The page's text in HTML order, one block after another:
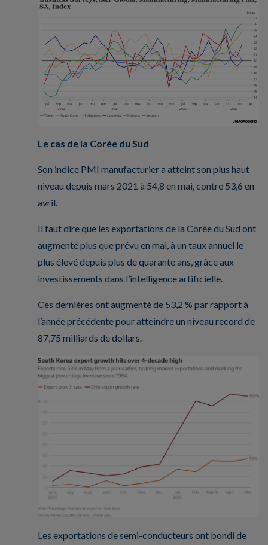
Le cas de la Corée du Sud
Son indice PMI manufacturier a atteint son plus haut
niveau depuis mars 2021 à 54,8 en mai, contre 53,6 en
avril.
Il faut dire que les exportations de la Corée du Sud ont
augmenté plus que prévu en mai, à un taux annuel le
plus élevé depuis plus de quarante ans, grâce aux
investissements dans l’intelligence artificielle.
Ces dernières ont augmenté de 53,2 % par rapport à
l’année précédente pour atteindre un niveau record de
87,75 milliards de dollars.
Les exportations de semi-conducteurs ont bondi de